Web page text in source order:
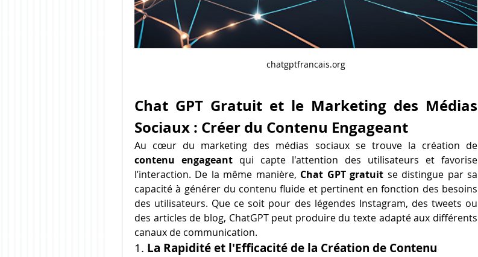
chatgptfrancais.org
Chat GPT Gratuit et le Marketing des Médias
Sociaux : Créer du Contenu Engageant
Au cœur du marketing des médias sociaux se trouve la création de
contenu engageant qui capte l'attention des utilisateurs et favorise
l’interaction. De la même manière, Chat GPT gratuit se distingue par sa
capacité à générer du contenu fluide et pertinent en fonction des besoins
des utilisateurs. Que ce soit pour des légendes Instagram, des tweets ou
des articles de blog, ChatGPT peut produire du texte adapté aux différents
canaux de communication.
1. La Rapidité et l'Efficacité de la Création de Contenu